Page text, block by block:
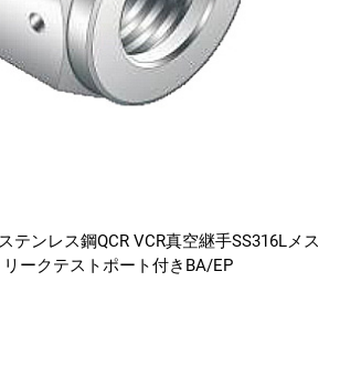
テンレス鋼QCR VCR真空継手SS316Lメス
ークテストポート付きBA/EP